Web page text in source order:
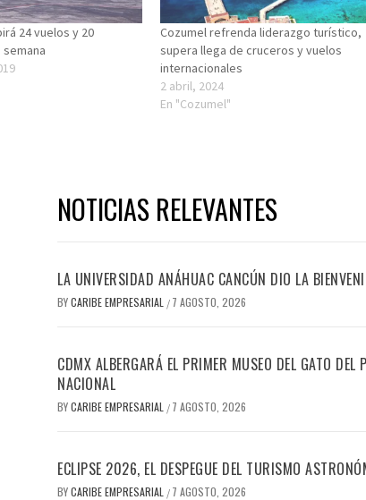
24 vuelos y 20
Cozumel refrenda liderazgo turístico,
supera llega de cruceros y vuelos
internacionales
2 abril, 2024
En "Cozumel"
NOTICIAS RELEVANTES
LA UNIVERSIDAD ANÁHUAC CANCÚN DIO LA
BYCARIBE EMPRESARIAL / 7 AGOSTO, 2026
CDMX ALBERGARÁ EL PRIMER MUSEO DEL GATO DEL
NACIONAL
BYCARIBE EMPRESARIAL / 7 AGOSTO, 2026
ECLIPSE 2026, EL DESPEGUE DEL TURISMO
BYCARIBE EMPRESARIAL / 7 AGOSTO, 2026